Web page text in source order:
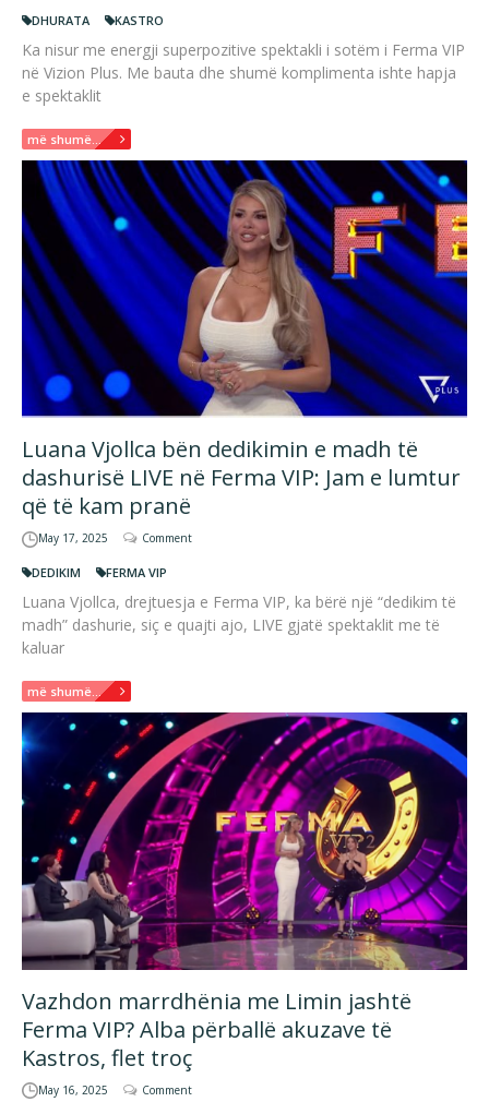
DHURATA KASTRO
Ka nisur me energji superpozitive spektakli i sotëm i Ferma VIP
në Vizion Plus. Me bauta dhe shumë komplimenta ishte hapja
e spektaklit
më shumë...
Luana Vjollca bën dedikimin e madh të
dashurisë LIVE në Ferma VIP: Jam e lumtur
që të kam pranë
May 17, 2025 Comment
DEDIKIM FERMA VIP
Luana Vjollca, drejtuesja e Ferma VIP, ka bërë një “dedikim të
madh” dashurie, siç e quajti ajo, LIVE gjatë spektaklit me të
kaluar
më shumë...
Vazhdon marrdhënia me Limin jashtë
Ferma VIP? Alba përballë akuzave të
Kastros, flet troç
May 16, 2025 Comment